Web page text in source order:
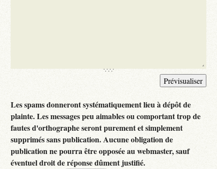
Les spams donneront systématiquement lieu à dépôt de
plainte. Les messages peu aimables ou comportant trop de
fautes d'orthographe seront purement et simplement
supprimés sans publication. Aucune obligation de
publication ne pourra être opposée au webmaster, sauf
éventuel droit de réponse dûment justifié.